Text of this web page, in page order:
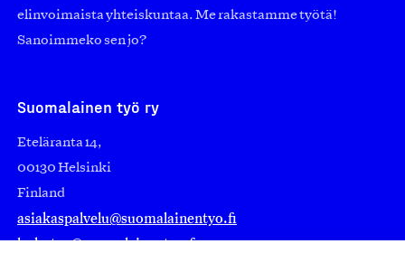
elinvoimaista yhteiskuntaa. Me rakastamme työtä!
Sanoimmeko sen jo?
Suomalainen työ ry
Eteläranta 14,
00130 Helsinki
Finland
asiakaspalvelu@suomalainentyo.fi
laskutus@suomalainentyo.fi